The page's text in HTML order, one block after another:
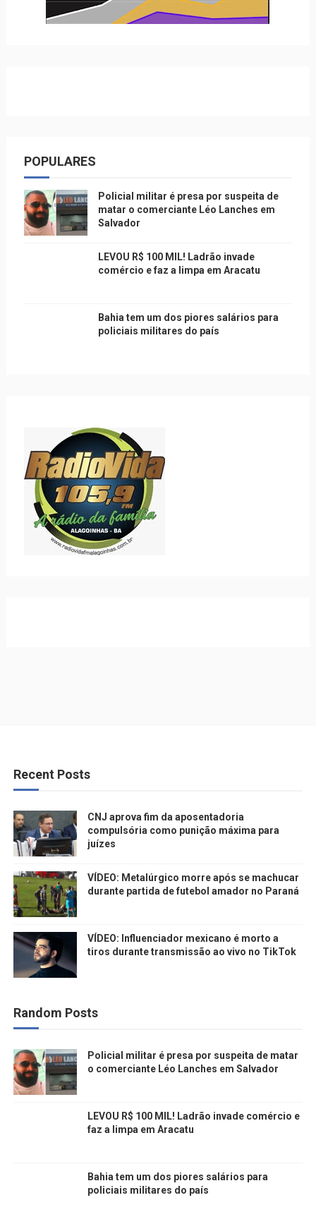
POPULARES
Policial militar é presa por suspeita de
matar o comerciante Léo Lanches em
Salvador
LEVOU R$ 100 MIL! Ladrão invade
comércio e faz a limpa em Aracatu
Bahia tem um dos piores salários para
policiais militares do país
Recent Posts
CNJ aprova fim da aposentadoria
compulsória como punição máxima para
juízes
VÍDEO: Metalúrgico morre após se machucar
durante partida de futebol amador no Paraná
VÍDEO: Influenciador mexicano é morto a
tiros durante transmissão ao vivo no TikTok
Random Posts
Policial militar é presa por suspeita de matar
o comerciante Léo Lanches em Salvador
LEVOU R$ 100 MIL! Ladrão invade comércio e
faz a limpa em Aracatu
Bahia tem um dos piores salários para
policiais militares do país